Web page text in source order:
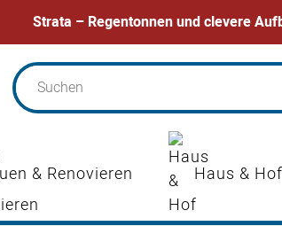
Strata – Regentonnen und clevere
& Renovieren Haus & Hof